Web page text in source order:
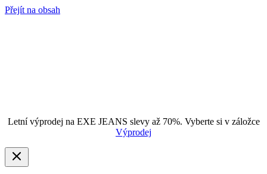
Přejít na obsah
Letní výprodej na EXE JEANS slevy až 70%. Vyberte si v záložce
Výprodej